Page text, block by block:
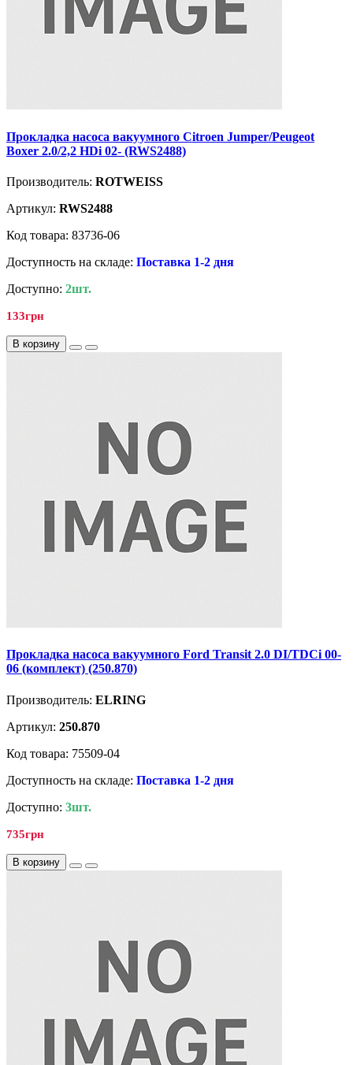
Прокладка насоса вакуумного Citroen Jumper/Peugeot
Boxer 2.0/2,2 HDi 02- (RWS2488)
Производитель: ROTWEISS
Артикул: RWS2488
Код товара: 83736-06
Доступность на складе: Поставка 1-2 дня
Доступно: 2шт.
133грн
В корзину
Прокладка насоса вакуумного Ford Transit 2.0 DI/TDCi 00-
06 (комплект) (250.870)
Производитель: ELRING
Артикул: 250.870
Код товара: 75509-04
Доступность на складе: Поставка 1-2 дня
Доступно: 3шт.
735грн
В корзину